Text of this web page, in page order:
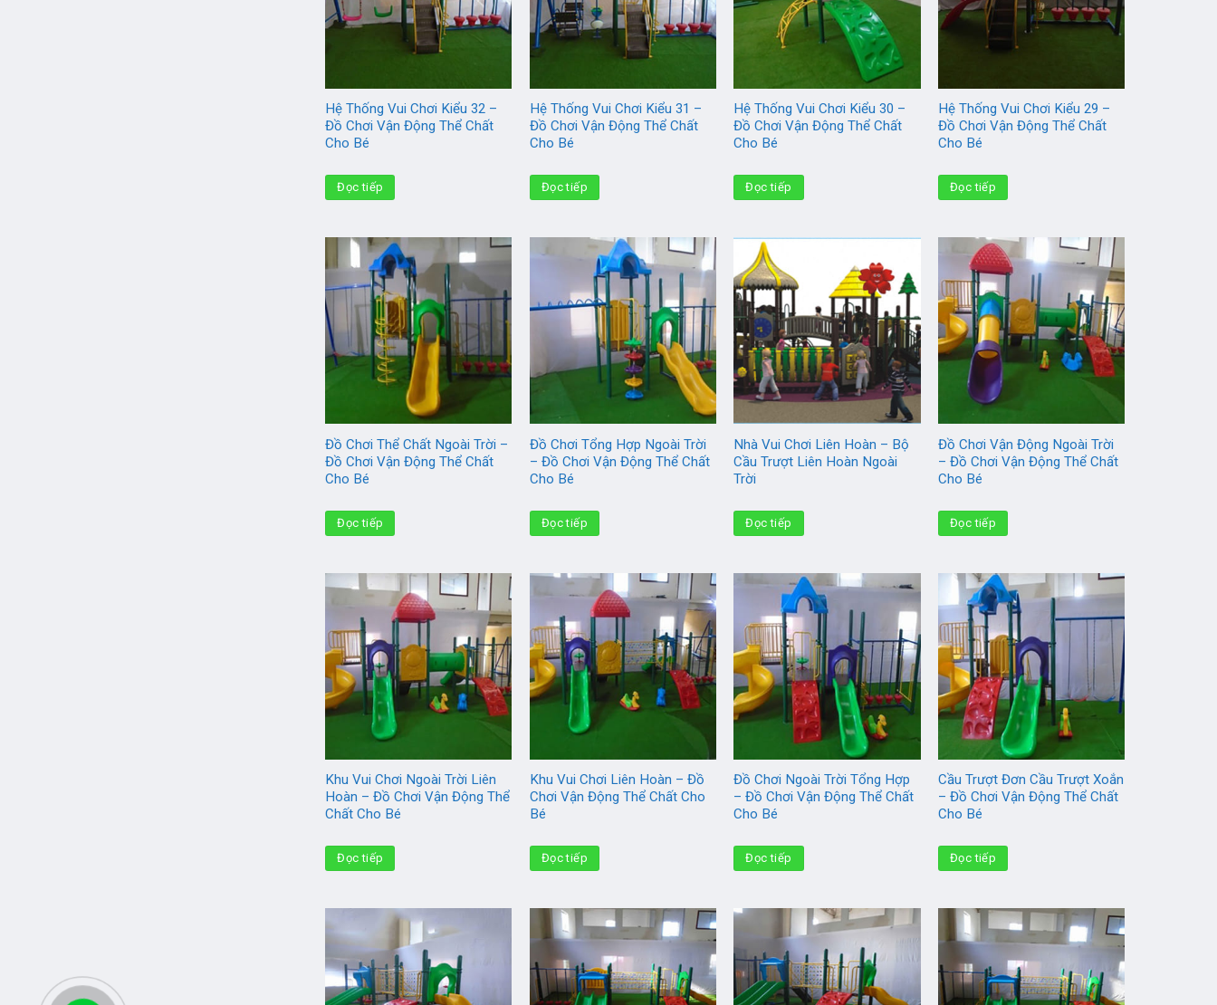
Hệ Thống Vui Chơi Kiểu 32 –
Đồ Chơi Vận Động Thể Chất
Cho Bé
Đọc tiếp
Hệ Thống Vui Chơi Kiểu 31 –
Đồ Chơi Vận Động Thể Chất
Cho Bé
Đọc tiếp
Hệ Thống Vui Chơi Kiểu 30 –
Đồ Chơi Vận Động Thể Chất
Cho Bé
Đọc tiếp
Hệ Thống Vui Chơi Kiểu 29 –
Đồ Chơi Vận Động Thể Chất
Cho Bé
Đọc tiếp
Đồ Chơi Thể Chất Ngoài Trời –
Đồ Chơi Vận Động Thể Chất
Cho Bé
Đọc tiếp
Đồ Chơi Tổng Hợp Ngoài Trời
– Đồ Chơi Vận Động Thể Chất
Cho Bé
Đọc tiếp
Nhà Vui Chơi Liên Hoàn – Bộ
Cầu Trượt Liên Hoàn Ngoài
Trời
Đọc tiếp
Đồ Chơi Vận Động Ngoài Trời
– Đồ Chơi Vận Động Thể Chất
Cho Bé
Đọc tiếp
Khu Vui Chơi Ngoài Trời Liên
Hoàn – Đồ Chơi Vận Động Thể
Chất Cho Bé
Đọc tiếp
Khu Vui Chơi Liên Hoàn – Đồ
Chơi Vận Động Thể Chất Cho
Bé
Đọc tiếp
Đồ Chơi Ngoài Trời Tổng Hợp
– Đồ Chơi Vận Động Thể Chất
Cho Bé
Đọc tiếp
Cầu Trượt Đơn Cầu Trượt Xoắn
– Đồ Chơi Vận Động Thể Chất
Cho Bé
Đọc tiếp